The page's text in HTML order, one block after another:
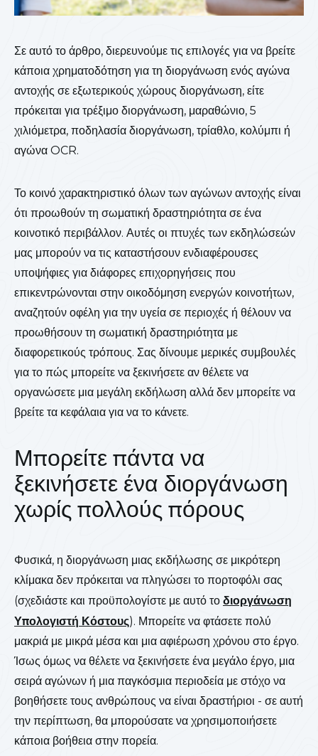
Σε αυτό το άρθρο, διερευνούμε τις επιλογές για να βρείτε
κάποια χρηματοδότηση για τη διοργάνωση ενός αγώνα
αντοχής σε εξωτερικούς χώρους διοργάνωση, είτε
πρόκειται για τρέξιμο διοργάνωση, μαραθώνιο, 5
χιλιόμετρα, ποδηλασία διοργάνωση, τρίαθλο, κολύμπι ή
αγώνα OCR.
Το κοινό χαρακτηριστικό όλων των αγώνων αντοχής είναι
ότι προωθούν τη σωματική δραστηριότητα σε ένα
κοινοτικό περιβάλλον. Αυτές οι πτυχές των εκδηλώσεών
μας μπορούν να τις καταστήσουν ενδιαφέρουσες
υποψήφιες για διάφορες επιχορηγήσεις που
επικεντρώνονται στην οικοδόμηση ενεργών κοινοτήτων,
αναζητούν οφέλη για την υγεία σε περιοχές ή θέλουν να
προωθήσουν τη σωματική δραστηριότητα με
διαφορετικούς τρόπους. Σας δίνουμε μερικές συμβουλές
για το πώς μπορείτε να ξεκινήσετε αν θέλετε να
οργανώσετε μια μεγάλη εκδήλωση αλλά δεν μπορείτε να
βρείτε τα κεφάλαια για να το κάνετε.
Μπορείτε πάντα να
ξεκινήσετε ένα διοργάνωση
χωρίς πολλούς πόρους
Φυσικά, η διοργάνωση μιας εκδήλωσης σε μικρότερη
κλίμακα δεν πρόκειται να πληγώσει το πορτοφόλι σας
(σχεδιάστε και προϋπολογίστε με αυτό το διοργάνωση
Υπολογιστή Κόστους). Μπορείτε να φτάσετε πολύ
μακριά με μικρά μέσα και μια αφιέρωση χρόνου στο έργο.
Ίσως όμως να θέλετε να ξεκινήσετε ένα μεγάλο έργο, μια
σειρά αγώνων ή μια παγκόσμια περιοδεία με στόχο να
βοηθήσετε τους ανθρώπους να είναι δραστήριοι - σε αυτή
την περίπτωση, θα μπορούσατε να χρησιμοποιήσετε
κάποια βοήθεια στην πορεία.